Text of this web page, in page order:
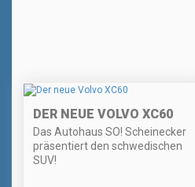
DER NEUE VOLVO XC60
Das Autohaus SO! Scheinecker
präsentiert den schwedischen
SUV!